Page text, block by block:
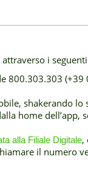
i
800.303.303 (+39
shakerando
home dell’app,
alla Filiale Digitale,
il numero